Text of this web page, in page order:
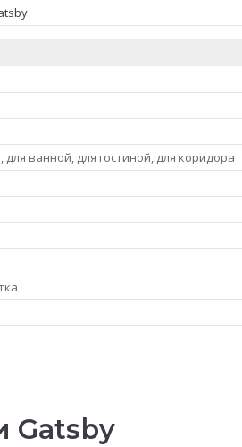
для ванной, для гостиной, для коридора
Gatsby